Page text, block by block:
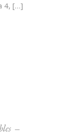
4, […]